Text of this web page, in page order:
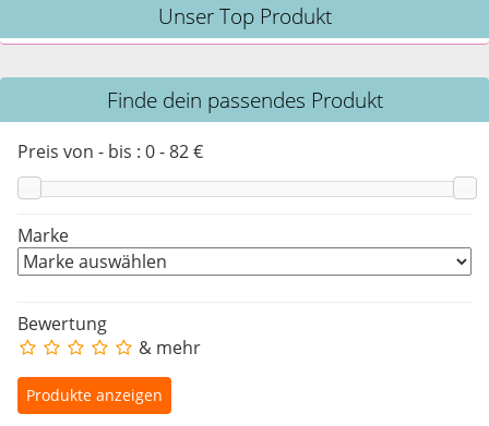
Unser Top Produkt
Finde dein passendes Produkt
Preis von - bis : 0-82€
Marke
Bewertung
& mehr